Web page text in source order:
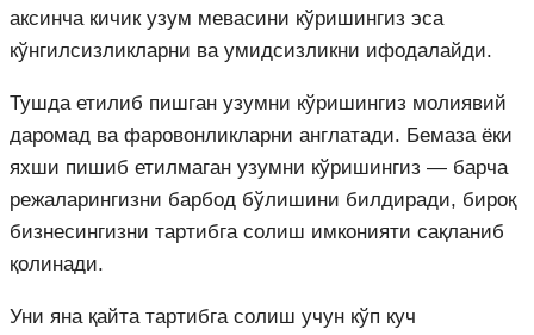
аксинча кичик узум мевасини кўришингиз эса
кўнгилсизликларни ва умидсизликни ифодалайди.
Тушда етилиб пишган узумни кўришингиз молиявий
даромад ва фаровонликларни англатади. Бемаза ёки
яхши пишиб етилмаган узумни кўришингиз — барча
режаларингизни барбод бўлишини билдиради, бироқ
бизнесингизни тартибга солиш имконияти сақланиб
қолинади.
Уни яна қайта тартибга солиш учун кўп куч